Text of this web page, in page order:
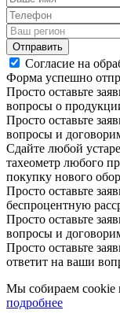
Отправить
Согласие на
Форма успешно
Просто оставьте
вопросы о
Просто оставьте
вопросы и
Сдайте любой
тахеометр любого
покупку нового
Просто оставьте
беспроцентную
Просто оставьте
вопросы и
Просто оставьте
ответит на ваши
Мы собираем cookie
подробнее